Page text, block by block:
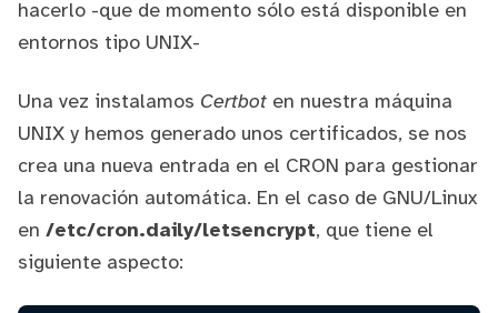
hacerlo -que de momento sólo está disponible en
entornos tipo UNIX-
Una vez instalamos Certbot en nuestra máquina
UNIX y hemos generado unos certificados, se nos
crea una nueva entrada en el CRON para gestionar
la renovación automática. En el caso de GNU/Linux
en /etc/cron.daily/letsencrypt, que tiene el
siguiente aspecto: